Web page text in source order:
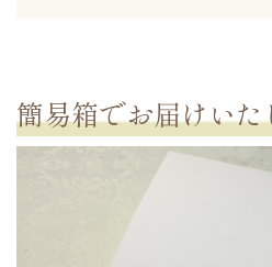
簡易箱でお届けい